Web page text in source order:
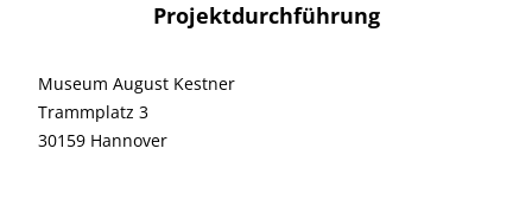
Projektdurchführung
Museum August Kestner
Trammplatz 3
30159 Hannover